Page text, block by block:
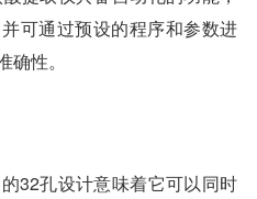
可通过预设的程序和参数进
性。
孔设计意味着它可以同时